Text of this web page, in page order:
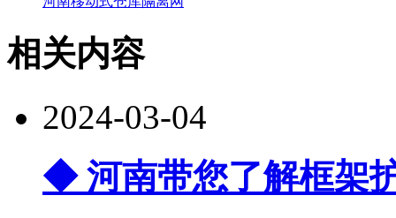
相关内容
2024-03-04
◆ 河南带您了解框架